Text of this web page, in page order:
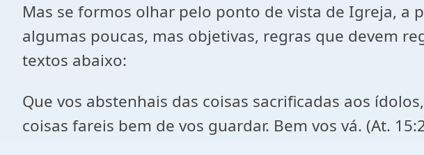
Mas se formos olhar pelo ponto de vista de Igreja, a
algumas poucas, mas objetivas, regras que devem
textos abaixo:
Que vos abstenhais das coisas sacrificadas aos
coisas fareis bem de vos guardar. Bem vos vá. (At.